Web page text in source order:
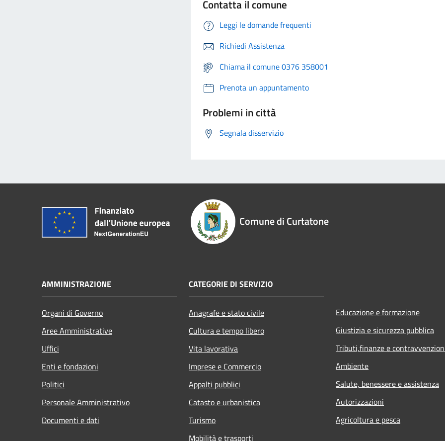
Contatta il comune
Leggi le domande frequenti
Richiedi Assistenza
Chiama il comune 0376 358001
Prenota un appuntamento
Problemi in città
Segnala disservizio
Comune di Curtatone
AMMINISTRAZIONE
Organi di Governo
Aree Amministrative
Uffici
Enti e fondazioni
Politici
Personale Amministrativo
Documenti e dati
CATEGORIE DI SERVIZIO
Anagrafe e stato civile
Cultura e tempo libero
Vita lavorativa
Imprese e Commercio
Appalti pubblici
Catasto e urbanistica
Turismo
Mobilità e trasporti
Educazione e formazione
Giustizia e sicurezza pubblica
Tributi,finanze e
Ambiente
Salute, benessere e assistenza
Autorizzazioni
Agricoltura e pesca